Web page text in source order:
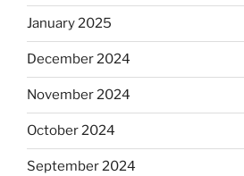
January 2025
December 2024
November 2024
October 2024
September 2024